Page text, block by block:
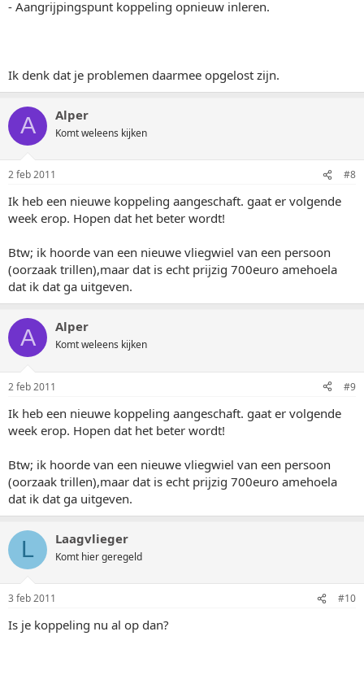
- Aangrijpingspunt koppeling opnieuw inleren.
Ik denk dat je problemen daarmee opgelost zijn.
A Alper
Komt weleens kijken
2 feb 2011 #8
Ik heb een nieuwe koppeling aangeschaft. gaat er volgende
week erop. Hopen dat het beter wordt!
Btw; ik hoorde van een nieuwe vliegwiel van een persoon
(oorzaak trillen),maar dat is echt prijzig 700euro amehoela
dat ik dat ga uitgeven.
A Alper
Komt weleens kijken
2 feb 2011 #9
Ik heb een nieuwe koppeling aangeschaft. gaat er volgende
week erop. Hopen dat het beter wordt!
Btw; ik hoorde van een nieuwe vliegwiel van een persoon
(oorzaak trillen),maar dat is echt prijzig 700euro amehoela
dat ik dat ga uitgeven.
L Laagvlieger
Komt hier geregeld
3 feb 2011 #10
Is je koppeling nu al op dan?